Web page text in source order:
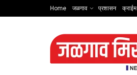
Home जळगाव प्रशासन क्राईम